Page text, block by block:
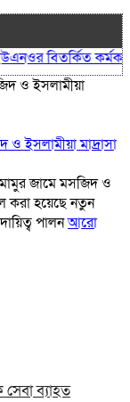
বিতর্কিত
ও ইসলামীয়া
ইসলামীয়া মাদ্রাসা
মামুর জামে মসজিদ ও
করা হয়েছে নতুন
পালনআরো
সেবা ব্যাহত